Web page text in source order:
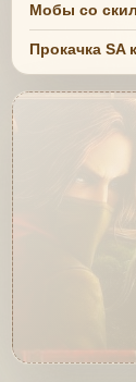
Мобы со
Прокачка SA